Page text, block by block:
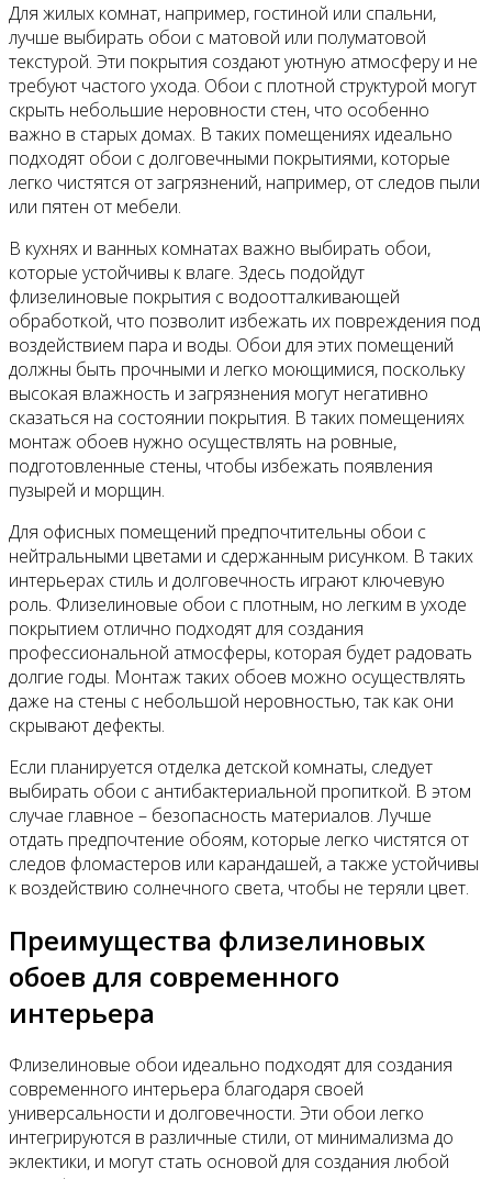
Для жилых комнат, например, гостиной или спальни,
лучше выбирать обои с матовой или полуматовой
текстурой. Эти покрытия создают уютную атмосферу и не
требуют частого ухода. Обои с плотной структурой могут
скрыть небольшие неровности стен, что особенно
важно в старых домах. В таких помещениях идеально
подходят обои с долговечными покрытиями, которые
легко чистятся от загрязнений, например, от следов пыли
или пятен от мебели.
В кухнях и ванных комнатах важно выбирать обои,
которые устойчивы к влаге. Здесь подойдут
флизелиновые покрытия с водоотталкивающей
обработкой, что позволит избежать их повреждения под
воздействием пара и воды. Обои для этих помещений
должны быть прочными и легко моющимися, поскольку
высокая влажность и загрязнения могут негативно
сказаться на состоянии покрытия. В таких помещениях
монтаж обоев нужно осуществлять на ровные,
подготовленные стены, чтобы избежать появления
пузырей и морщин.
Для офисных помещений предпочтительны обои с
нейтральными цветами и сдержанным рисунком. В таких
интерьерах стиль и долговечность играют ключевую
роль. Флизелиновые обои с плотным, но легким в уходе
покрытием отлично подходят для создания
профессиональной атмосферы, которая будет радовать
долгие годы. Монтаж таких обоев можно осуществлять
даже на стены с небольшой неровностью, так как они
скрывают дефекты.
Если планируется отделка детской комнаты, следует
выбирать обои с антибактериальной пропиткой. В этом
случае главное – безопасность материалов. Лучше
отдать предпочтение обоям, которые легко чистятся от
следов фломастеров или карандашей, а также устойчивы
к воздействию солнечного света, чтобы не теряли цвет.
Преимущества флизелиновых
обоев для современного
интерьера
Флизелиновые обои идеально подходят для создания
современного интерьера благодаря своей
универсальности и долговечности. Эти обои легко
интегрируются в различные стили, от минимализма до
эклектики, и могут стать основой для создания любой